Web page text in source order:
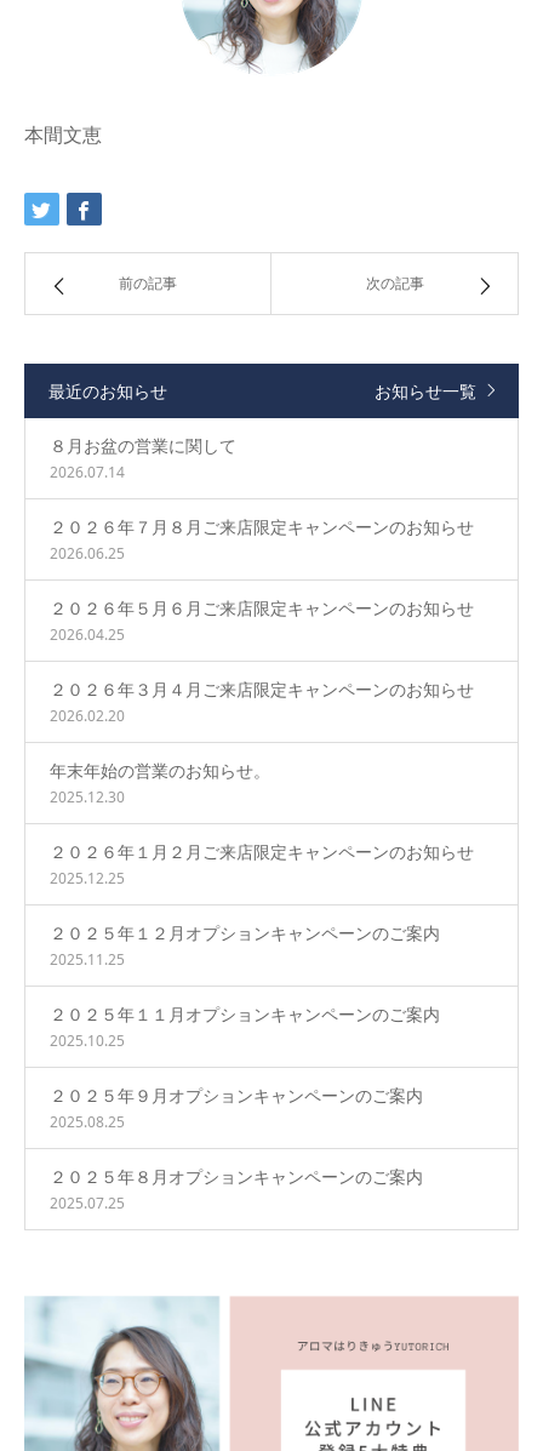
本間文恵
前の記事 次の記事
最近のお知らせ お知らせ一覧
８月お盆の営業に関して
2026.07.14
２０２６年７月８月ご来店限定キャンペーンのお知らせ
2026.06.25
２０２６年５月６月ご来店限定キャンペーンのお知らせ
2026.04.25
２０２６年３月４月ご来店限定キャンペーンのお知らせ
2026.02.20
年末年始の営業のお知らせ。
2025.12.30
２０２６年１月２月ご来店限定キャンペーンのお知らせ
2025.12.25
２０２５年１２月オプションキャンペーンのご案内
2025.11.25
２０２５年１１月オプションキャンペーンのご案内
2025.10.25
２０２５年９月オプションキャンペーンのご案内
2025.08.25
２０２５年８月オプションキャンペーンのご案内
2025.07.25